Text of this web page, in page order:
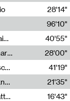
28'14"
96'10"
Anatomie du Tomason, entretien avec Sylvain Cardonnel
40'55"
Radia Show #1095 : To Communicate (Usmaradio)
28'00"
Light turbulences #2 : Jérôme Game en discussion avec Thomas Corlin
41'19"
Light turbulences #3 : Le Châ (Lutèce Lockness)
21'35"
Light turbulences #1 : ON TIME (live voix-batterie) avec Jérôme Game & Jean-Michel Espitallier
16'43"